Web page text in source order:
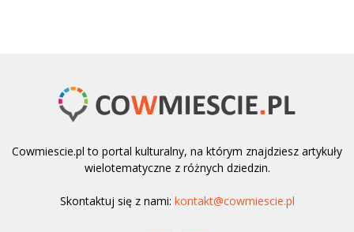
Cowmiescie.pl to portal kulturalny, na którym znajdziesz artykuły
wielotematyczne z różnych dziedzin.
Skontaktuj się z nami: kontakt@cowmiescie.pl